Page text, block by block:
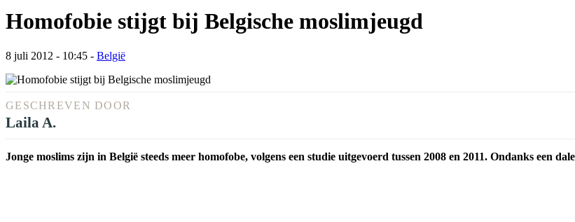
Homofobie stijgt bij Belgische moslimjeugd
8 juli 2012 - 10:45 - België
GESCHREVEN DOOR
Laila A.
Jonge moslims zijn in België steeds meer homofobe, volgens een studie uitgevoerd tussen 2008 en 2011. Ondanks een